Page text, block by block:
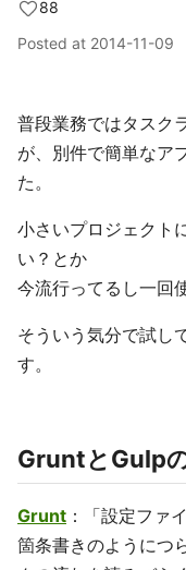
88
Posted at 2014-11-09
普段業務ではタスク
が、別件で簡単なア
た。
小さいプロジェクト
い？とか
今流行ってるし一回
そういう気分で試し
す。
GruntとGulp
Grunt ：「設定ファ
箇条書きのようにつ